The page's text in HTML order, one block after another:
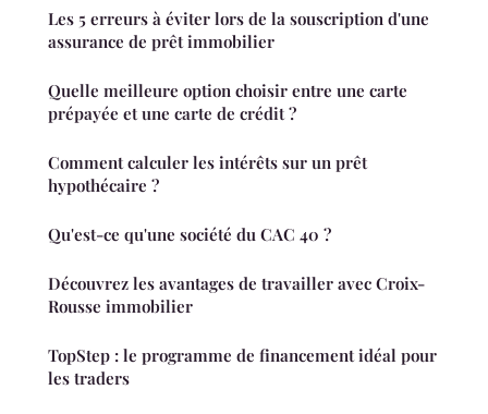
Les 5 erreurs à éviter lors de la souscription d'une
assurance de prêt immobilier
Quelle meilleure option choisir entre une carte
prépayée et une carte de crédit ?
Comment calculer les intérêts sur un prêt
hypothécaire ?
Qu'est-ce qu'une société du CAC 40 ?
Découvrez les avantages de travailler avec Croix-
Rousse immobilier
TopStep : le programme de financement idéal pour
les traders